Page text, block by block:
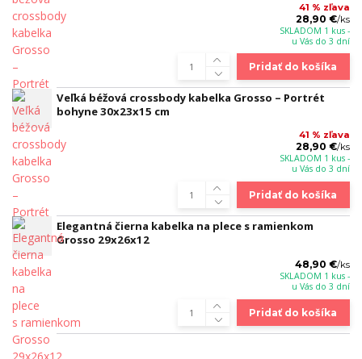
41 % zľava
28,90 €/ks
SKLADOM 1 kus -
u Vás do 3 dní
Pridať do košíka
Veľká béžová crossbody kabelka Grosso – Portrét
bohyne 30x23x15 cm
41 % zľava
28,90 €/ks
SKLADOM 1 kus -
u Vás do 3 dní
Pridať do košíka
Elegantná čierna kabelka na plece s ramienkom
Grosso 29x26x12
48,90 €/ks
SKLADOM 1 kus -
u Vás do 3 dní
Pridať do košíka